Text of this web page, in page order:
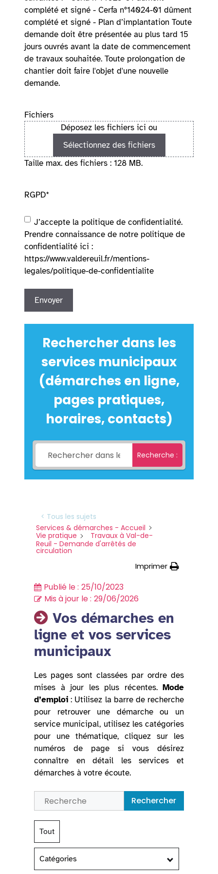
complété et signé - Cerfa n°14024-01 dûment
complété et signé - Plan d’implantation Toute
demande doit être présentée au plus tard 15
jours ouvrés avant la date de commencement
de travaux souhaitée. Toute prolongation de
chantier doit faire l'objet d'une nouvelle
demande.
Fichiers
Déposez les fichiers ici ou
Sélectionnez des fichiers
Taille max. des fichiers : 128 MB.
RGPD*
J’accepte la politique de confidentialité.
Prendre connaissance de notre politique de
confidentialité ici :
https://www.valdereuil.fr/mentions-
legales/politique-de-confidentialite
Rechercher dans les
services municipaux
(démarches en ligne,
pages pratiques,
horaires, contacts)
Recherche :
< Tous les sujets
Services & démarches - Accueil
Vie pratique
Travaux à Val-de-
Reuil - Demande d'arrêtés de
circulation
Imprimer
Publié le : 25/10/2023
Mis à jour le : 29/06/2026
Vos démarches en
ligne et vos services
municipaux
Les pages sont classées par ordre des
mises à jour les plus récentes. Mode
d’emploi : Utilisez la barre de recherche
pour retrouver une démarche ou un
service municipal, utilisez les catégories
pour une thématique, cliquez sur les
numéros de page si vous désirez
connaître en détail les services et
démarches à votre écoute.
Rechercher
Tout
Catégories